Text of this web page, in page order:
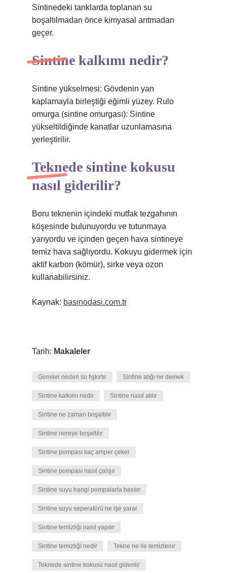
Sintinedeki tanklarda toplanan su
boşaltılmadan önce kimyasal arıtmadan
geçer.
Sintine kalkımı nedir?
Sintine yükselmesi: Gövdenin yan
kaplamayla birleştiği eğimli yüzey. Rulo
omurga (sintine omurgası): Sintine
yükseltildiğinde kanatlar uzunlamasına
yerleştirilir.
Teknede sintine kokusu
nasıl giderilir?
Boru teknenin içindeki mutfak tezgahının
köşesinde bulunuyordu ve tutunmaya
yarıyordu ve içinden geçen hava sintineye
temiz hava sağlıyordu. Kokuyu gidermek için
aktif karbon (kömür), sirke veya ozon
kullanabilirsiniz.
Kaynak: basinodasi.com.tr
Tarih: Makaleler
Gemiler neden su fışkırtır Sintine atığı ne demek
Sintine kalkımı nedir Sintine nasıl atılır
Sintine ne zaman boşaltılır
Sintine nereye boşaltılır
Sintine pompası kaç amper çeker
Sintine pompası nasıl çalışır
Sintine suyu hangi pompalarla basılır
Sintine suyu seperatörü ne işe yarar
Sintine temizliği nasıl yapılır
Sintine temizliği nedir Tekne ne ile temizlenir
Teknede sintine kokusu nasıl giderilir